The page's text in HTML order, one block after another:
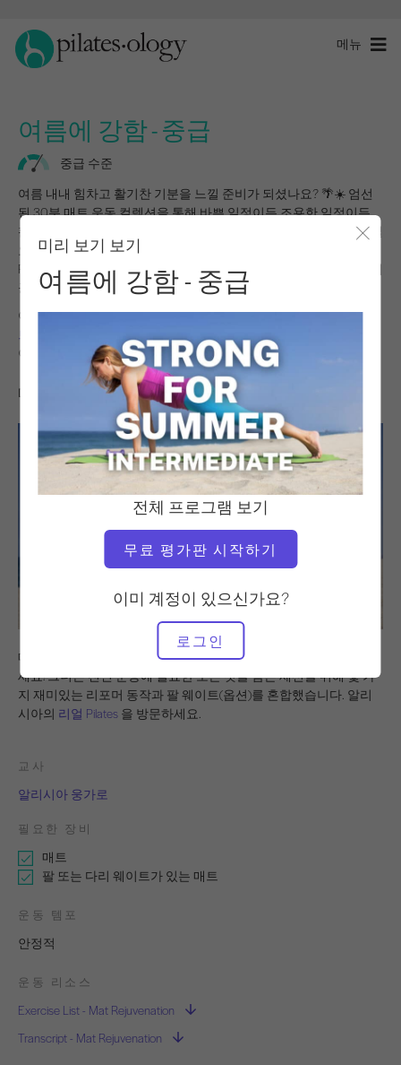
메뉴
여름에 강함 - 중급
중급 수준
여름 내내 힘차고 활기찬 기분을 느낄 준비가 되셨나요? 🌴☀️ 엄선
된 30분 매트 운동 컬렉션을 통해 바쁜 일정이든 조용한 일정이든
활력을 쉽게 유지할 수 있습니다. 이번 컬렉션에는 올여름 기분과 필
요에 맞게 설계된 14가지 무기구 운동이 포함되어 있습니다!
Pilatesology 회원에게는 여름을 위한 튼튼한 일기장도 독점적으로 제
공됩니다. 이번 여름을 함께 강해지는 여름으로 만들어 보세요! 💪
여기에서 여름을 위한 스트롱 회원 전용 저널을 다운로드하세요:
트롱 포 서머 저널
이 프로그램을 시작하려면 로그인하세요.
매트 리쥬버네이션 (24분)
미리 보기 보기
여름에 강함 - 중급
전체 프로그램 보기
무료 평가판 시작하기
이미 계정이 있으신가요?
로그인
매트 위에서 알리시아 웅가로와 함께 20분간 Pilates 활력을 되찾으
세요! 그녀는 전신 운동에 필요한 모든 것을 담은 세션을 위해 몇 가
지 재미있는 리포머 동작과 팔 웨이트(옵션)를 혼합했습니다. 알리
시아의 리얼 Pilates 을 방문하세요.
교사
알리시아 웅가로
필요한 장비
매트
팔 또는 다리 웨이트가 있는 매트
운동 템포
안정적
운동 리소스
Exercise List - Mat Rejuvenation
Transcript - Mat Rejuvenation